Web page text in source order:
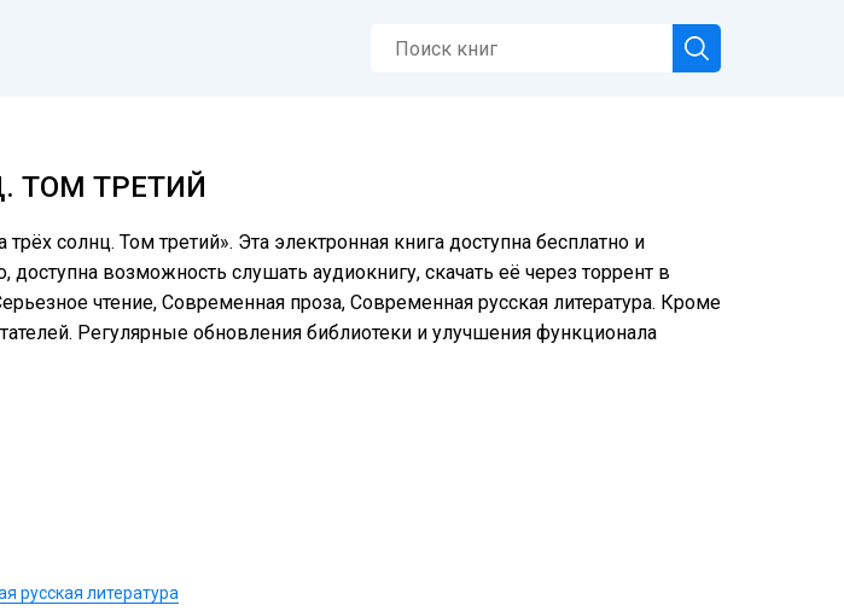
ТОМ ТРЕТИЙ
солнц. Том третий». Эта электронная книга доступна бесплатно и
возможность слушать аудиокнигу, скачать её через торрент в
чтение, Современная проза, Современная русская литература. Кроме
Регулярные обновления библиотеки и улучшения функционала
русская литература